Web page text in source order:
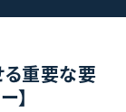
重要な要
】